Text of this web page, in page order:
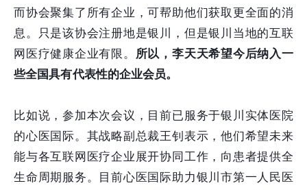
而协会聚集了所有企业，可帮助他们获取更全面的消
息。只是该协会注册地是银川，但是银川当地的互联
网医疗健康企业有限。 所以，李天天希望今后纳入一
些全国具有代表性的企业会员。
比如说，参加本次会议，目前已服务于银川实体医院
的心医国际。其战略副总裁王钊表示，他们希望未来
能与各互联网医疗企业展开协同工作，向患者提供全
生命周期服务。目前心医国际助力银川市第一人民医